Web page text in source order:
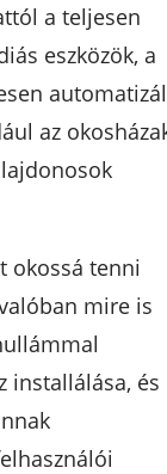
a teljesen
eszközök, a
az
okossá tenni
mire is
installálása, és